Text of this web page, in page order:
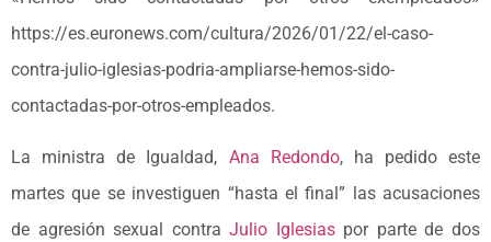
https://es.euronews.com/cultura/2026/01/22/el-caso-
contra-julio-iglesias-podria-ampliarse-hemos-sido-
contactadas-por-otros-empleados.
La ministra de Igualdad, Ana Redondo, ha pedido este
martes que se investiguen “hasta el final” las acusaciones
de agresión sexual contraJulio Iglesiaspor parte de dos